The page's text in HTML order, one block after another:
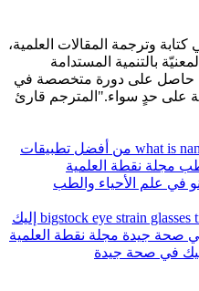
وترجمة المقالات العلمية،
بالتنمية المستدامة
حاصل على دورة متخصصة في
على حدٍ سواء."المترجم قارئ
في صحة جيدة